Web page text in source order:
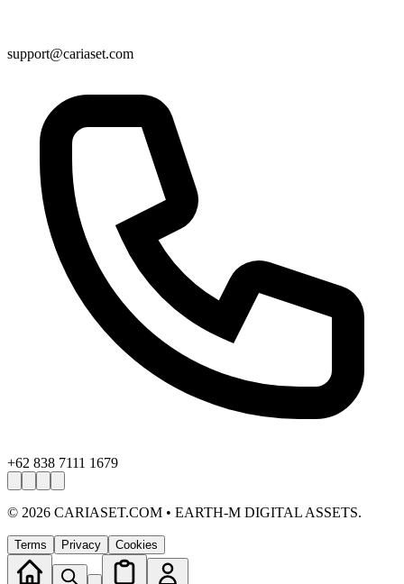
support@cariaset.com
+62 838 7111 1679
© 2026 CARIASET.COM • EARTH-M DIGITAL ASSETS.
Terms Privacy Cookies